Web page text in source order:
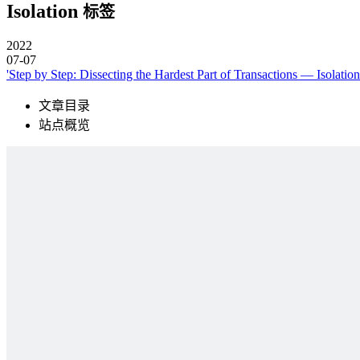
Isolation 标签
2022
07-07
'Step by Step: Dissecting the Hardest Part of Transactions —
文章目录
站点概览